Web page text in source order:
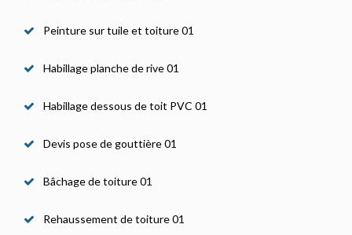
Peinture sur tuile et toiture 01
Habillage planche de rive 01
Habillage dessous de toit PVC 01
Devis pose de gouttière 01
Bâchage de toiture 01
Rehaussement de toiture 01